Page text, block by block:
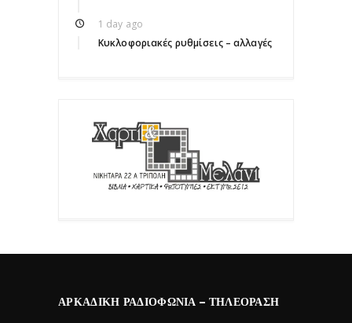
1 day ago
Κυκλοφοριακές ρυθμίσεις – αλλαγές
ΑΡΚΑΔΙΚΉ ΡΑΔΙΟΦΩΝΊΑ – ΤΗΛΕΌΡΑΣΗ